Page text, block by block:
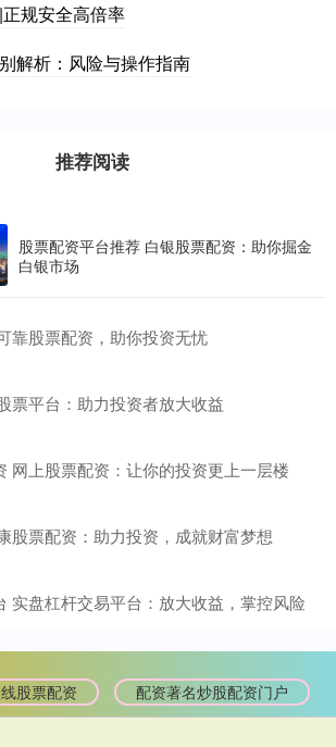
规安全高倍率
解析：风险与操作指南
推荐阅读
股票配资平台推荐 白银股票配资：助你掘金
白银市场
靠股票配资，助你投资无忧
票平台：助力投资者放大收益
网上股票配资：让你的投资更上一层楼
股票配资：助力投资，成就财富梦想
实盘杠杆交易平台：放大收益，掌控风险
股票配资 配资著名炒股配资门户